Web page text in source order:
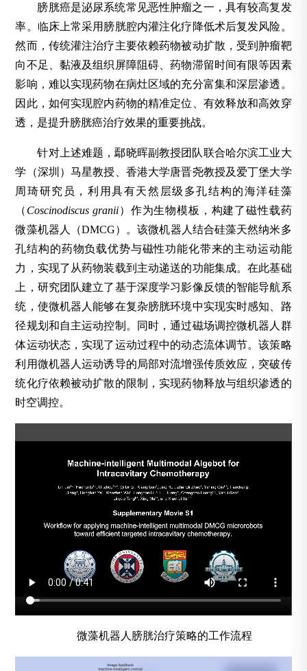
膀胱癌是泌尿系统常见恶性肿瘤之一，具有较高复发
率。临床上常采用膀胱腔内灌注化疗降低术后复发风险。
然而，传统灌注治疗主要依赖药物被动扩散，受到肿瘤靶
向不足、黏液及组织屏障阻碍、药物滞留时间有限等因素
影响，难以实现药物在病灶区域的充分富集和深层渗透。
因此，如何实现腔内药物的精准定位、有效释放和高效穿
透，是提升膀胱癌治疗效果的重要挑战。
针对上述难题，鄢晓晖副教授团队联合哈尔滨工业大
学（深圳）马星教授、香港大学唐晋尧教授及爱丁堡大学
周琦研究员，利用具有天然层级多孔结构的海洋硅藻
（ Coscinodiscus granii）作为生物模板，构建了磁性载药
微藻机器人（DMCG）。该微机器人结合硅藻天然纳米多
孔结构的药物负载优势与磁性功能化带来的主动运动能
力，实现了从药物装载到主动递送的功能集成。在此基础
上，研究团队建立了基于深度学习影像反馈的智能导航系
统，使微机器人能够在复杂膀胱环境中实现实时感知、路
径规划和自主运动控制。同时，通过磁场调控微机器人群
体运动状态，实现了运动过程中的动态流体调节。该策略
利用微机器人运动诱导的局部对流增强传质效应，突破传
统化疗依赖被动扩散的限制，实现药物释放与组织渗透的
时空调控。
微藻机器人膀胱治疗策略的工作流程